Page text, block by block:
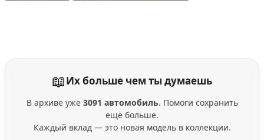
📖Их больше чем ты думаешь
В архиве уже 3091 автомобиль. Помоги сохранить
ещё больше.
Каждый вклад — это новая модель в коллекции.